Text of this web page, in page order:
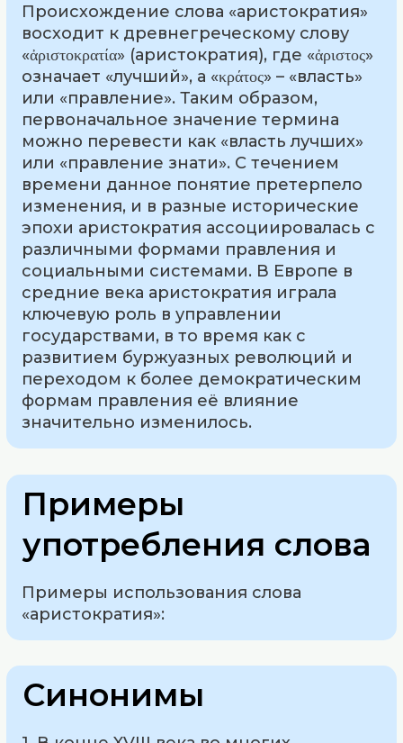
Происхождение слова «аристократия»
восходит к древнегреческому слову
«ἀριστοκρατία» (аристократия), где «ἀριστος»
означает «лучший», а «κράτος» – «власть»
или «правление». Таким образом,
первоначальное значение термина
можно перевести как «власть лучших»
или «правление знати». С течением
времени данное понятие претерпело
изменения, и в разные исторические
эпохи аристократия ассоциировалась с
различными формами правления и
социальными системами. В Европе в
средние века аристократия играла
ключевую роль в управлении
государствами, в то время как с
развитием буржуазных революций и
переходом к более демократическим
формам правления её влияние
значительно изменилось.
Примеры
употребления слова
Примеры использования слова
«аристократия»:
Синонимы